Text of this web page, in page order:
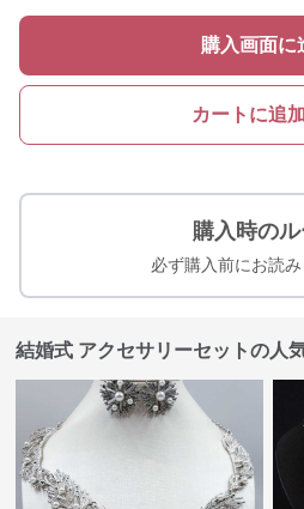
購入画面に
カートに追
購入時の
必ず購入前にお読み
結婚式 アクセサリーセットの人